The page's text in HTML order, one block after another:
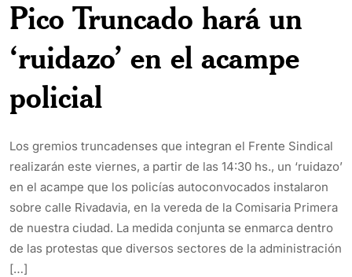
Pico Truncado hará un
‘ruidazo’ en el acampe
policial
Los gremios truncadenses que integran el Frente Sindical
realizarán este viernes, a partir de las 14:30 hs., un ‘ruidazo’
en el acampe que los policías autoconvocados instalaron
sobre calle Rivadavia, en la vereda de la Comisaria Primera
de nuestra ciudad. La medida conjunta se enmarca dentro
de las protestas que diversos sectores de la administración
[…]